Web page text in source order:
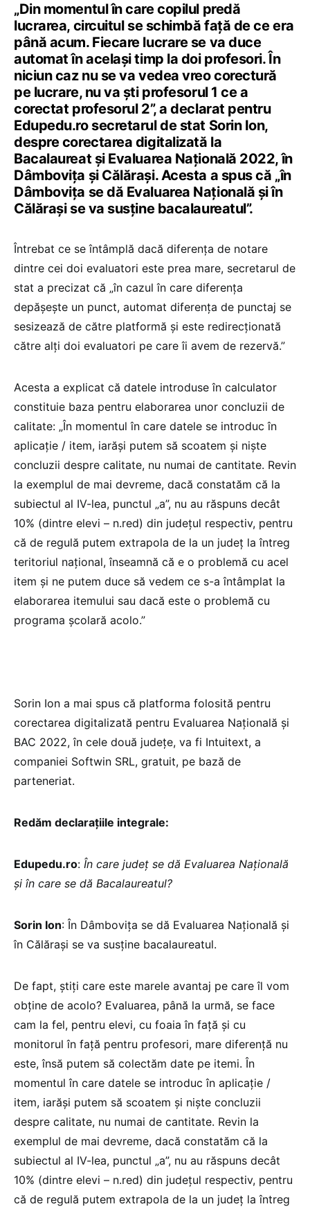
„Din momentul în care copilul predă
lucrarea, circuitul se schimbă față de ce era
până acum. Fiecare lucrare se va duce
automat în același timp la doi profesori. În
niciun caz nu se va vedea vreo corectură
pe lucrare, nu va ști profesorul 1 ce a
corectat profesorul 2”, a declarat pentru
Edupedu.ro secretarul de stat Sorin Ion,
despre corectarea digitalizată la
Bacalaureat și Evaluarea Națională 2022, în
Dâmbovița și Călărași. Acesta a spus că „în
Dâmbovița se dă Evaluarea Națională și în
Călărași se va susține bacalaureatul”.
Întrebat ce se întâmplă dacă diferența de notare
dintre cei doi evaluatori este prea mare, secretarul de
stat a precizat că „în cazul în care diferența
depășește un punct, automat diferența de punctaj se
sesizează de către platformă și este redirecționată
către alți doi evaluatori pe care îi avem de rezervă.”
Acesta a explicat că datele introduse în calculator
constituie baza pentru elaborarea unor concluzii de
calitate: „În momentul în care datele se introduc în
aplicație / item, iarăși putem să scoatem și niște
concluzii despre calitate, nu numai de cantitate. Revin
la exemplul de mai devreme, dacă constatăm că la
subiectul al IV-lea, punctul „a”, nu au răspuns decât
10% (dintre elevi – n.red) din județul respectiv, pentru
că de regulă putem extrapola de la un județ la întreg
teritoriul național, înseamnă că e o problemă cu acel
item și ne putem duce să vedem ce s-a întâmplat la
elaborarea itemului sau dacă este o problemă cu
programa școlară acolo.”
Sorin Ion a mai spus că platforma folosită pentru
corectarea digitalizată pentru Evaluarea Națională și
BAC 2022, în cele două județe, va fi Intuitext, a
companiei Softwin SRL, gratuit, pe bază de
parteneriat.
Redăm declarațiile integrale:
Edupedu.ro: În care județ se dă Evaluarea Națională
și în care se dă Bacalaureatul?
Sorin Ion: În Dâmbovița se dă Evaluarea Națională și
în Călărași se va susține bacalaureatul.
De fapt, știți care este marele avantaj pe care îl vom
obține de acolo? Evaluarea, până la urmă, se face
cam la fel, pentru elevi, cu foaia în față și cu
monitorul în față pentru profesori, mare diferență nu
este, însă putem să colectăm date pe itemi. În
momentul în care datele se introduc în aplicație /
item, iarăși putem să scoatem și niște concluzii
despre calitate, nu numai de cantitate. Revin la
exemplul de mai devreme, dacă constatăm că la
subiectul al IV-lea, punctul „a”, nu au răspuns decât
10% (dintre elevi – n.red) din județul respectiv, pentru
că de regulă putem extrapola de la un județ la întreg